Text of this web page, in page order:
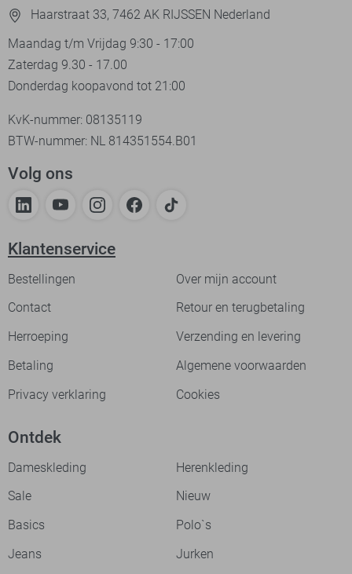
Haarstraat 33, 7462 AK RIJSSEN Nederland
Maandag t/m Vrijdag 9:30 - 17:00
Zaterdag 9.30 - 17.00
Donderdag koopavond tot 21:00
KvK-nummer: 08135119
BTW-nummer: NL 814351554.B01
Volg ons
Klantenservice
Bestellingen
Over mijn account
Contact
Retour en terugbetaling
Herroeping
Verzending en levering
Betaling
Algemene voorwaarden
Privacy verklaring
Cookies
Ontdek
Dameskleding
Herenkleding
Sale
Nieuw
Basics
Polo`s
Jeans
Jurken